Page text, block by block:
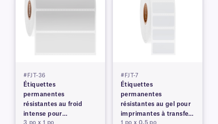
#FJT-36
Étiquettes
permanentes
résistantes au froid
intense pour
3 po x 1 po
#FJT-7
Étiquettes
permanentes
résistantes au gel pour
imprimantes à transfert
1 po x 0,5 po